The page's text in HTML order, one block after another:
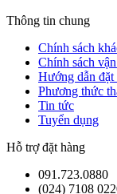
Thông tin chung
Chính sách
Chính sách
Hướng dẫn đặt
Phương thức
Tin tức
Tuyển dụng
Hỗ trợ đặt hàng
091.723.0880
(024) 7108